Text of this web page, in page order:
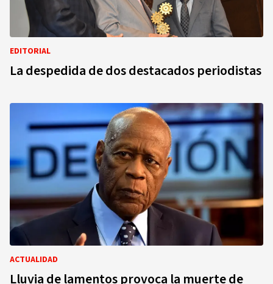
EDITORIAL
La despedida de dos destacados periodistas
ACTUALIDAD
Lluvia de lamentos provoca la muerte de